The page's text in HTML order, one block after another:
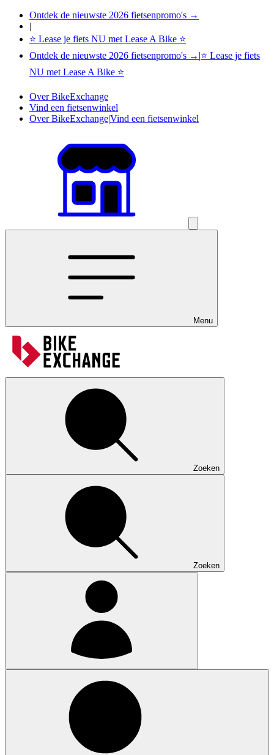
Ontdek de nieuwste 2026 fietsenpromo's →
|
⭐ Lease je fiets NU met Lease A Bike ⭐
Ontdek de nieuwste 2026 fietsenpromo's → |⭐ Lease je fiets
NU met Lease A Bike ⭐
Over BikeExchange
Vind een fietsenwinkel
Over BikeExchange|Vind een fietsenwinkel
Menu
Zoeken
Zoeken